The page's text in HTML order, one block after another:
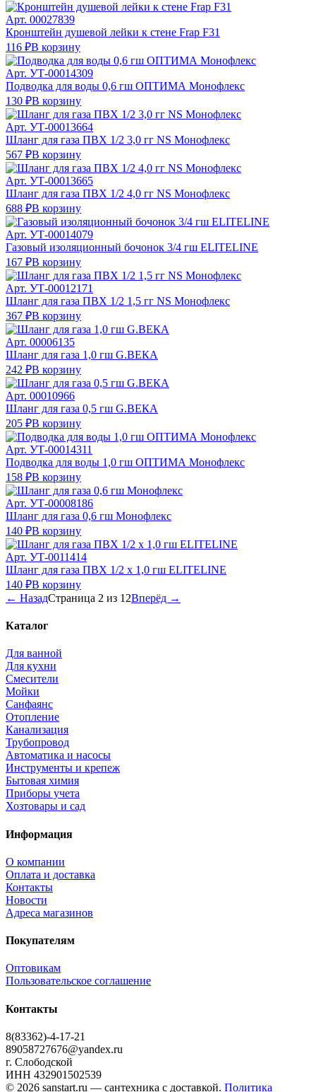
Арт. 00027839
Кронштейн душевой лейки к стене Frap F31
116 ₽В корзину
Арт. УТ-00014309
Подводка для воды 0,6 гш ОПТИМА Монофлекс
130 ₽В корзину
Арт. УТ-00013664
Шланг для газа ПВХ 1/2 3,0 гг NS Монофлекс
567 ₽В корзину
Арт. УТ-00013665
Шланг для газа ПВХ 1/2 4,0 гг NS Монофлекс
688 ₽В корзину
Арт. УТ-00014079
Газовый изоляционный бочонок 3/4 гш ELITELINE
167 ₽В корзину
Арт. УТ-00012171
Шланг для газа ПВХ 1/2 1,5 гг NS Монофлекс
367 ₽В корзину
Арт. 00006135
Шланг для газа 1,0 гш G.ВЕКА
242 ₽В корзину
Арт. 00010966
Шланг для газа 0,5 гш G.ВЕКА
205 ₽В корзину
Арт. УТ-00014311
Подводка для воды 1,0 гш ОПТИМА Монофлекс
158 ₽В корзину
Арт. УТ-00008186
Шланг для газа 0,6 гш Монофлекс
140 ₽В корзину
Арт. УТ-0011414
Шланг для газа ПВХ 1/2 х 1,0 гш ELITELINE
140 ₽В корзину
← НазадСтраница 2 из 12Вперёд →
Каталог
Для ванной
Для кухни
Смесители
Мойки
Санфаянс
Отопление
Канализация
Трубопровод
Автоматика и насосы
Инструменты и крепеж
Бытовая химия
Приборы учета
Хозтовары и сад
Информация
О компании
Оплата и доставка
Контакты
Новости
Адреса магазинов
Покупателям
Оптовикам
Пользовательское соглашение
Контакты
8(83362)-4-17-21
89058727676@yandex.ru
г. Слободской
ИНН 432901502539
© 2026 sanstart.ru — сантехника с доставкой. Политика